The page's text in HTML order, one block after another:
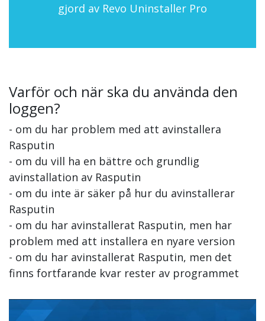
gjord av Revo Uninstaller Pro
Varför och när ska du använda den
loggen?
- om du har problem med att avinstallera
Rasputin
- om du vill ha en bättre och grundlig
avinstallation av Rasputin
- om du inte är säker på hur du avinstallerar
Rasputin
- om du har avinstallerat Rasputin, men har
problem med att installera en nyare version
- om du har avinstallerat Rasputin, men det
finns fortfarande kvar rester av programmet